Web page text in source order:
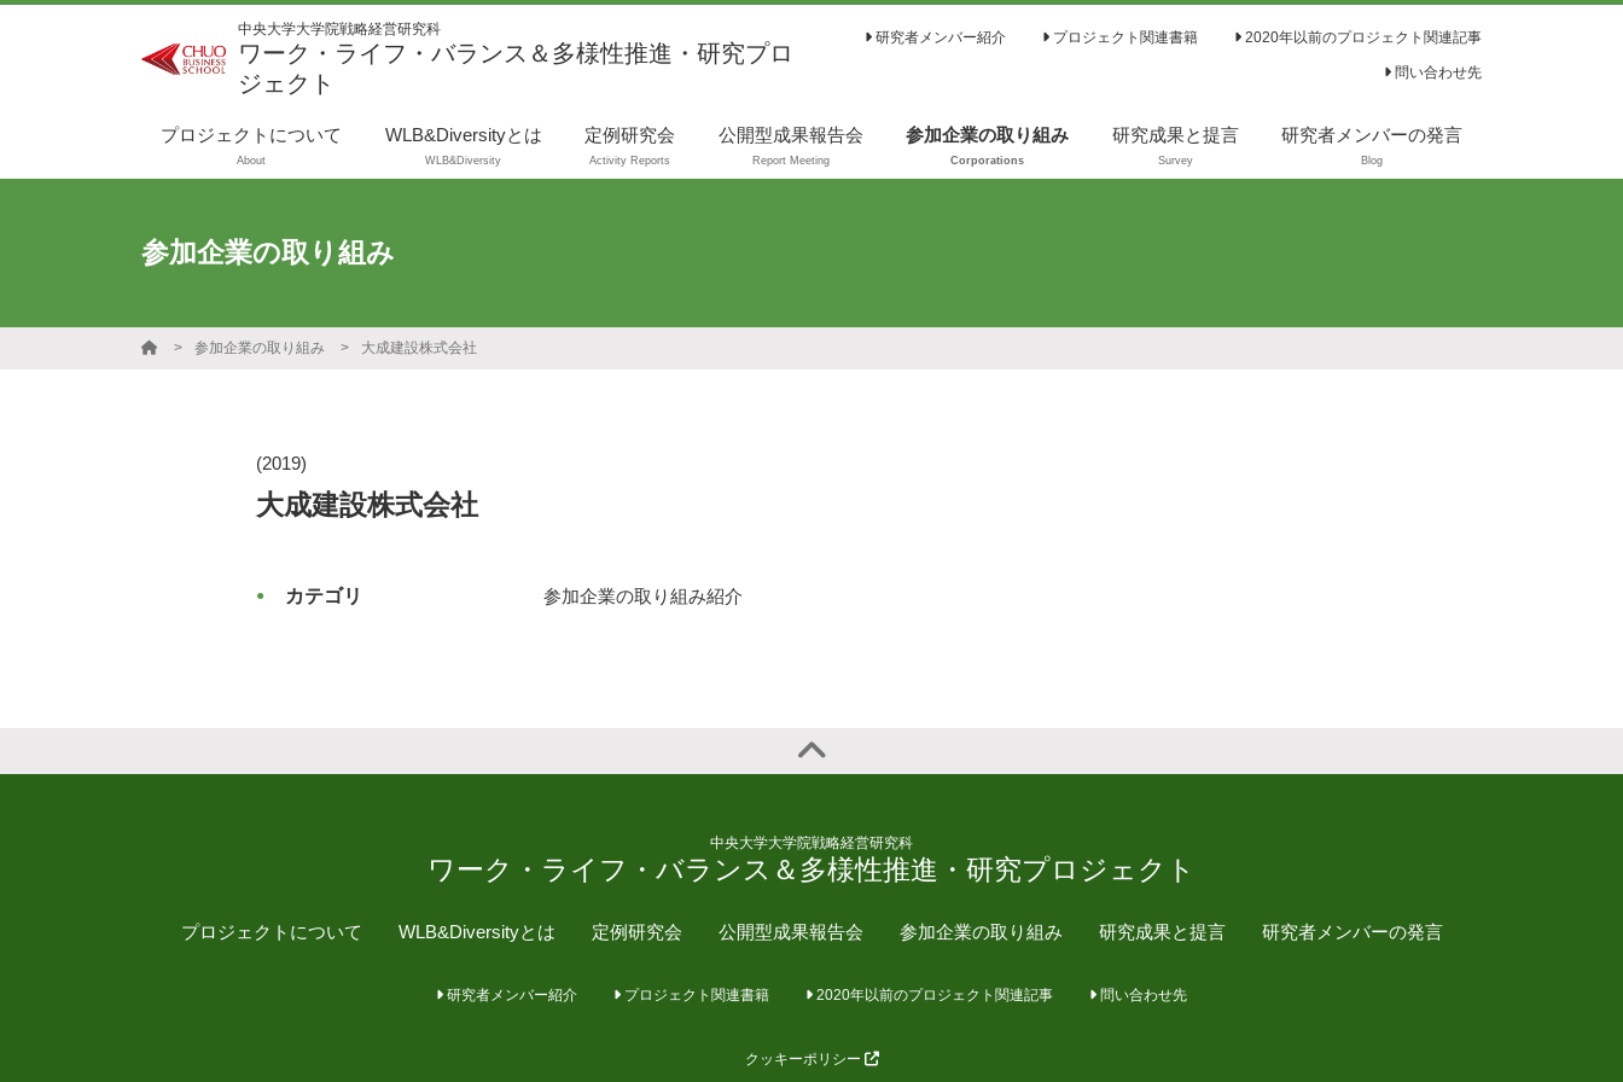
中央大学大学院戦略経営研究科
ワーク・ライフ・バランス＆多様性推進・研究プロ
ジェクト
研究者メンバー紹介 プロジェクト関連書籍 2020年以前のプロジェクト関連記事
問い合わせ先
プロジェクトについて
About
WLB&Diversityとは
WLB&Diversity
定例研究会
Activity Reports
公開型成果報告会
Report Meeting
参加企業の取り組み
Corporations
研究成果と提言
Survey
研究者メンバーの発言
Blog
参加企業の取り組み
参加企業の取り組み 大成建設株式会社
(2019)
大成建設株式会社
カテゴリ 参加企業の取り組み紹介
中央大学大学院戦略経営研究科
ワーク・ライフ・バランス＆多様性推進・研究プロジェクト
プロジェクトについて WLB&Diversityとは 定例研究会 公開型成果報告会 参加企業の取り組み 研究成果と提言 研究者メンバーの発言
研究者メンバー紹介 プロジェクト関連書籍 2020年以前のプロジェクト関連記事 問い合わせ先
クッキーポリシー